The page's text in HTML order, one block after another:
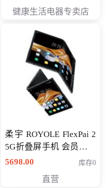
健康生活电器专卖店
柔宇 ROYOLE FlexPai 2
5G折叠屏手机 会员专享
购买价格 4998元
5698.00 库存0
直营